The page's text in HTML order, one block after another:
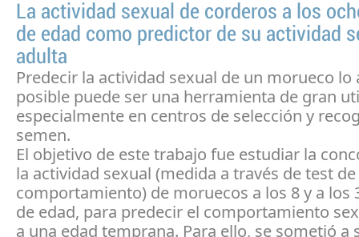
La actividad sexual de corderos a los
de edad como predictor de su actividad
adulta
Predecir la actividad sexual de un morueco lo
posible puede ser una herramienta de gran
especialmente en centros de selección y
semen.
El objetivo de este trabajo fue estudiar la
la actividad sexual (medida a través de test de
comportamiento) de moruecos a los 8 y a los
de edad, para predecir el comportamiento
a una edad temprana. Para ello, se sometió a